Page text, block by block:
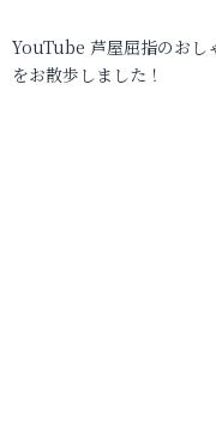
YouTube 芦屋屈指のおし
をお散歩しました！